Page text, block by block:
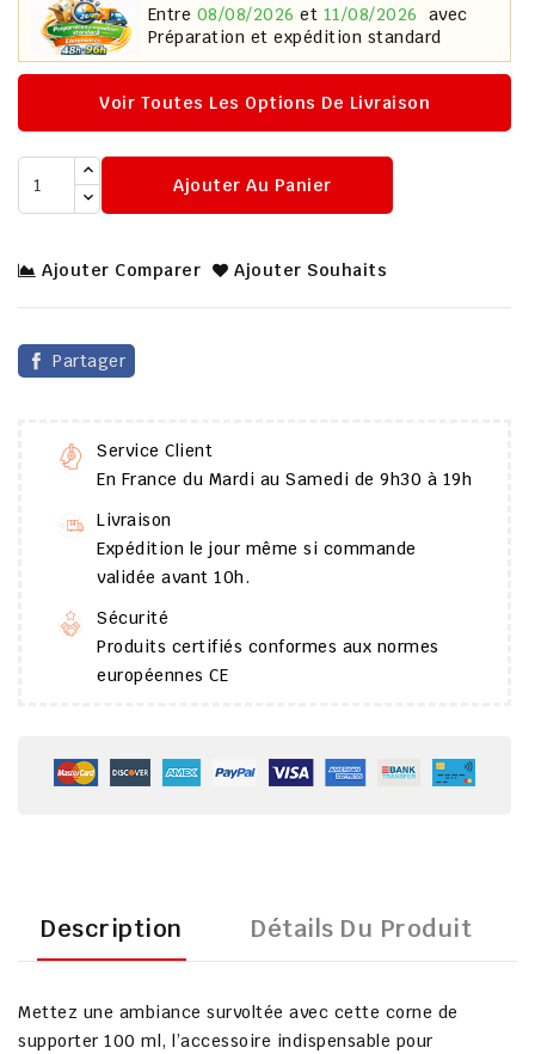
entre 08/08/2026 et 11/08/2026
avec
Préparation et expédition standard
Voir Toutes Les Options De Livraison
Ajouter Au Panier
Ajouter Comparer Ajouter Souhaits
Partager
Service Client
En France du Mardi au Samedi de 9h30 à 19h
Livraison
Expédition le jour même si commande
validée avant 10h.
Sécurité
Produits certifiés conformes aux normes
européennes CE
Description Détails Du Produit
Mettez une ambiance survoltée avec cette corne de
supporter 100 ml, l’accessoire indispensable pour